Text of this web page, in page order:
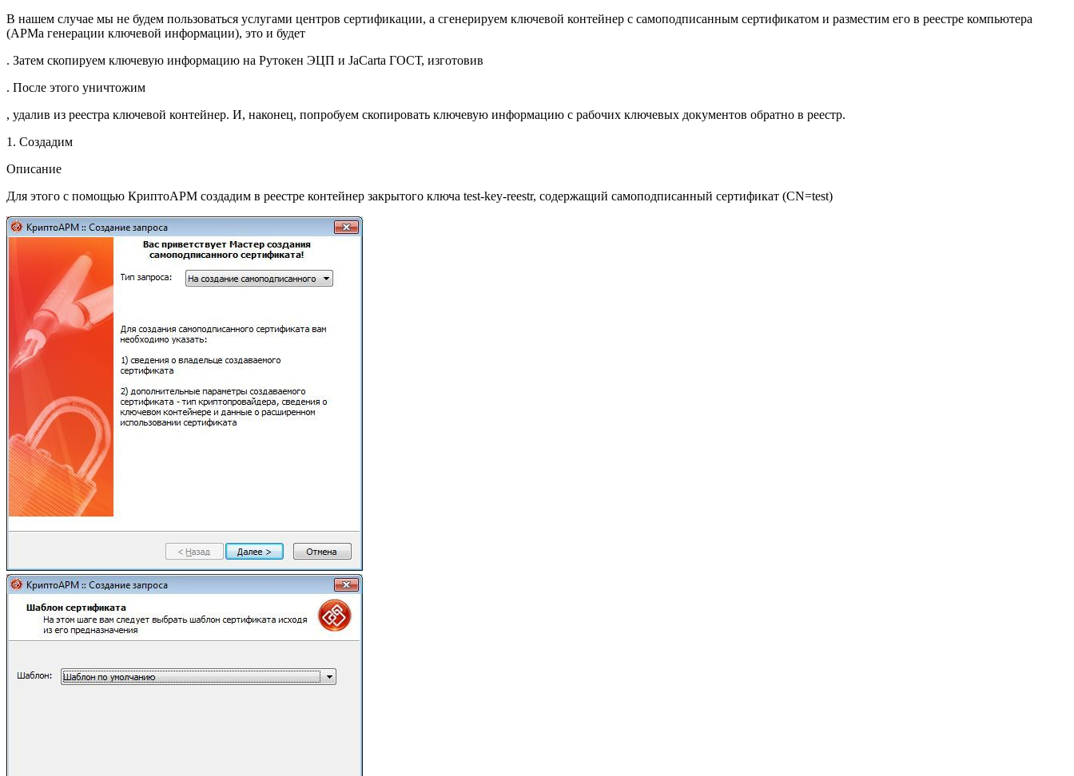
В нашем случае мы не будем пользоваться услугами центров сертификации, а сгенерируем ключевой контейнер с самоподписанным сертификатом и разместим его в реестре компьютера
(АРМа генерации ключевой информации), это и будет
. Затем скопируем ключевую информацию на Рутокен ЭЦП и JaCarta ГОСТ, изготовив
. После этого уничтожим
, удалив из реестра ключевой контейнер. И, наконец, попробуем скопировать ключевую информацию с рабочих ключевых документов обратно в реестр.
1. Создадим
Описание
Для этого с помощью КриптоАРМ создадим в реестре контейнер закрытого ключа test-key-reestr, содержащий самоподписанный сертификат (CN=test)